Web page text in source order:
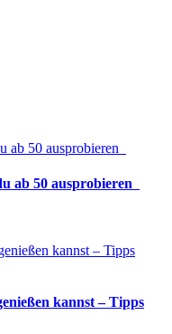
ab 50 ausprobieren
kannst – Tipps